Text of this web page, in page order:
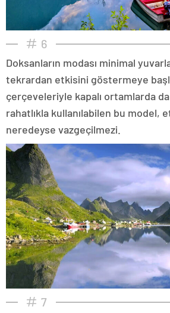
6
Doksanların modası minimal
tekrardan etkisini göstermeye
çerçeveleriyle kapalı ortamlarda
rahatlıkla kullanılabilen bu model,
neredeyse vazgeçilmezi.
7